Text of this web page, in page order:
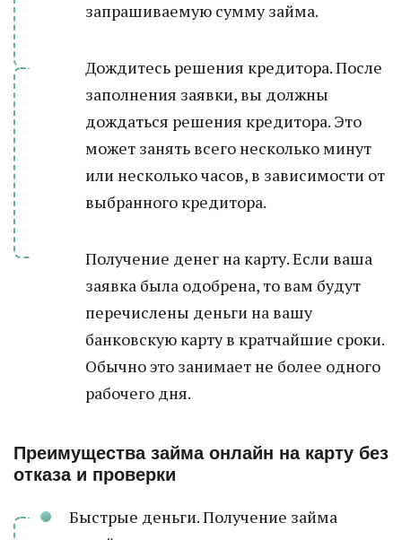
запрашиваемую сумму займа.
Дождитесь решения кредитора. После
заполнения заявки, вы должны
дождаться решения кредитора. Это
может занять всего несколько минут
или несколько часов, в зависимости от
выбранного кредитора.
Получение денег на карту. Если ваша
заявка была одобрена, то вам будут
перечислены деньги на вашу
банковскую карту в кратчайшие сроки.
Обычно это занимает не более одного
рабочего дня.
Преимущества займа онлайн на карту без
отказа и проверки
Быстрые деньги. Получение займа